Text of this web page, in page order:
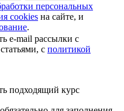
персональных
cookies на сайте, и
.
e-mail рассылки с
с политикой
подходящий курс